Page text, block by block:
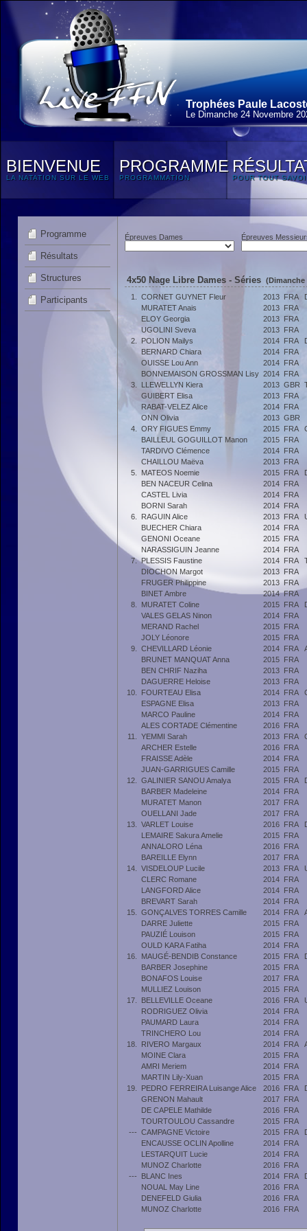
Trophées Paule
Le Dimanche 24 Novembre
BIENVENUE
LA NATATION SUR LE WEB
PROGRAMME
PROGRAMMATION POUR TOUT
Programme
Résultats
Structures
Participants
Épreuves Dames Épreuves
4x50 Nage Libre Dames - Séries (Dimanche
1.
CORNET GUYNET Fleur 2013 FRA
MURATET Anais
2013 FRA
ELOY Georgia
2013 FRA
UGOLINI Sveva
2013 FRA
2.
POLION Mailys 2014 FRA
BERNARD Chiara
2014 FRA
OUISSE Lou Ann
2014 FRA
BONNEMAISON GROSSMAN Lisy 2014 FRA
3.
LLEWELLYN Kiera 2013 GBR
GUIBERT Elisa
2013 FRA
RABAT-VELEZ Alice
2014 FRA
ONN Olivia
2013 GBR
4.
ORY FIGUES Emmy 2015 FRA
BAILLEUL GOGUILLOT Manon
2015 FRA
TARDIVO Clémence
2014 FRA
CHAILLOU Maëva
2013 FRA
5.
MATEOS Noemie 2015 FRA
BEN NACEUR Celina
2014 FRA
CASTEL Livia
2014 FRA
BORNI Sarah
2014 FRA
6.
RAGUIN Alice 2013 FRA
BUECHER Chiara
2014 FRA
GENONI Oceane
2015 FRA
NARASSIGUIN Jeanne
2014 FRA
7. PLESSIS Faustine 2014 FRA
DIOCHON Margot
2013 FRA
FRUGER Philippine
2013 FRA
BINET Ambre
2014 FRA
8.
MURATET Coline 2015 FRA
VALES GELAS Ninon
2014 FRA
MERAND Rachel
2015 FRA
JOLY Léonore
2015 FRA
9.
CHEVILLARD Léonie 2014 FRA
BRUNET MANQUAT Anna
2015 FRA
BEN CHRIF Naziha
2013 FRA
DAGUERRE Heloise
2013 FRA
10.
FOURTEAU Elisa 2014 FRA
ESPAGNE Elisa
2013 FRA
MARCO Pauline
2014 FRA
ALES CORTADE Clémentine
2016 FRA
11.
YEMMI Sarah 2013 FRA
ARCHER Estelle
2016 FRA
FRAISSE Adèle
2014 FRA
JUAN-GARRIGUES Camille
2015 FRA
12.
GALINIER SANOU Amalya 2015 FRA
BARBER Madeleine
2014 FRA
MURATET Manon
2017 FRA
OUELLANI Jade
2017 FRA
13.
VARLET Louise 2016 FRA
LEMAIRE Sakura Amelie
2015 FRA
ANNALORO Léna
2016 FRA
BAREILLE Elynn
2017 FRA
14.
VISDELOUP Lucile 2013 FRA
CLERC Romane
2014 FRA
LANGFORD Alice
2014 FRA
BREVART Sarah
2014 FRA
15.
GONÇALVES TORRES Camille 2014 FRA
DARRE Juliette
2015 FRA
PAUZIÉ Louison
2015 FRA
OULD KARA Fatiha
2014 FRA
16.
MAUGÉ-BENDIB Constance 2015 FRA
BARBER Josephine
2015 FRA
BONAFOS Louise
2017 FRA
MULLIEZ Louison
2015 FRA
17.
BELLEVILLE Oceane 2016 FRA
RODRIGUEZ Olivia
2014 FRA
PAUMARD Laura
2014 FRA
TRINCHERO Lou
2014 FRA
18.
RIVERO Margaux 2014 FRA
MOINE Clara
2015 FRA
AMRI Meriem
2014 FRA
MARTIN Lily-Xuan
2015 FRA
19.
PEDRO FERREIRA Luisange Alice 2016 FRA
GRENON Mahault
2017 FRA
DE CAPELE Mathilde
2016 FRA
TOURTOULOU Cassandre
2015 FRA
--- CAMPAGNE Victoire 2015 FRA
ENCAUSSE OCLIN Apolline
2014 FRA
LESTARQUIT Lucie
2014 FRA
MUNOZ Charlotte
2016 FRA
---
BLANC Ines 2014 FRA
NOUAL May Line
2016 FRA
DENEFELD Giulia
2016 FRA
MUNOZ Charlotte
2016 FRA